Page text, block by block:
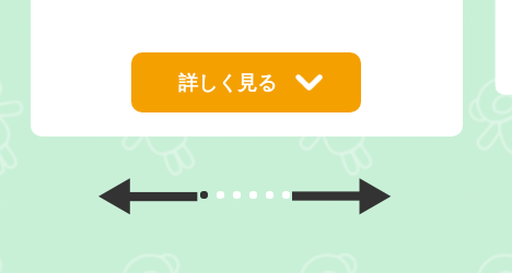
詳しく見る
1 2 3 4 5 6